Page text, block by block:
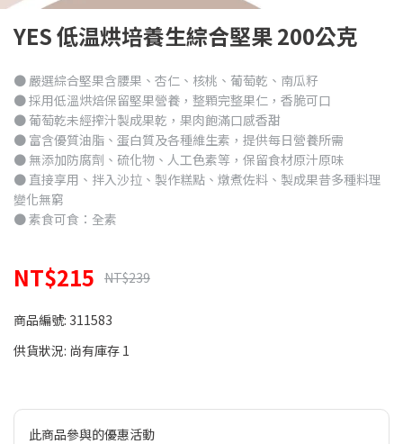
YES 低温烘培養生綜合堅果 200公克
● 嚴選綜合堅果含腰果、杏仁、核桃、葡萄乾、南瓜籽
● 採用低溫烘焙保留堅果營養，整顆完整果仁，香脆可口
● 葡萄乾未經搾汁製成果乾，果肉飽滿口感香甜
● 富含優質油脂、蛋白質及各種維生素，提供每日營養所需
● 無添加防腐劑、硫化物、人工色素等，保留食材原汁原味
● 直接享用、拌入沙拉、製作糕點、燉煮佐料、製成果昔多種料理
變化無窮
● 素食可食：全素
NT$215 NT$239
商品編號: 311583
供貨狀況: 尚有庫存 1
此商品參與的優惠活動